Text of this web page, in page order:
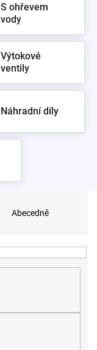
S ohřevem
vody
Výtokové
ventily
Náhradní díly
Abecedně